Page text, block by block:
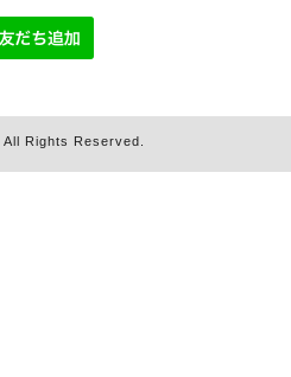
. All Rights Reserved.